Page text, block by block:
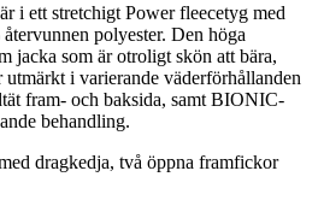
i ett stretchigt Power fleecetyg med
polyester. Den höga
jacka som är otroligt skön att bära,
utmärkt i varierande väderförhållanden
fram- och baksida, samt BIONIC-
behandling.
dragkedja, två öppna framfickor